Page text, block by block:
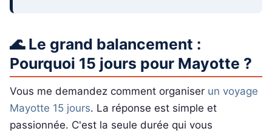
🌊 Le grand balancement :
Pourquoi 15 jours pour Mayotte ?
Vous me demandez comment organiser un voyage
Mayotte 15 jours. La réponse est simple et
passionnée. C'est la seule durée qui vous